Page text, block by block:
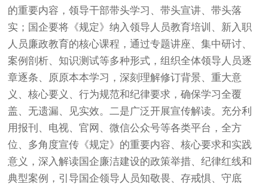
的重要内容，领导干部带头学习、带头宣讲、带头落
实；国企要将《规定》纳入领导人员教育培训、新入职
人员廉政教育的核心课程，通过专题讲座、集中研讨、
案例剖析、知识测试等多种形式，组织全体领导人员逐
章逐条、原原本本学习，深刻理解修订背景、重大意
义、核心要义、行为规范和纪律要求，确保学习全覆
盖、无遗漏、见实效。二是广泛开展宣传解读。充分利
用报刊、电视、官网、微信公众号等各类平台，全方
位、多角度宣传《规定》的重要内容、核心要求和实践
意义，深入解读国企廉洁建设的政策举措、纪律红线和
典型案例，引导国企领导人员知敬畏、存戒惧、守底